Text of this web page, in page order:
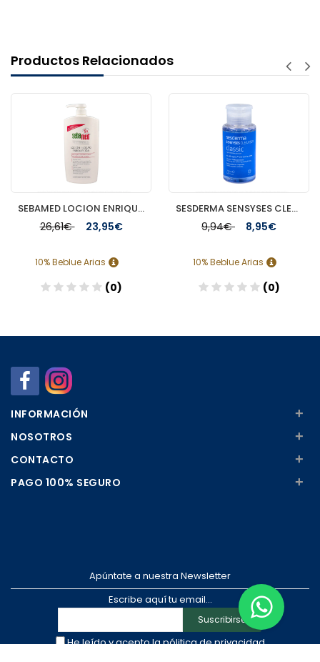
Productos Relacionados
SEBAMED LOCION ENRIQUECIDA 1000 ML
26,61€ 23,95€
10% Beblue Arias
(0)
SESDERMA SENSYSES CLEANSER CLASSIC 200 ML
9,94€ 8,95€
10% Beblue Arias
(0)
INFORMACIÓN +
NOSOTROS +
CONTACTO +
PAGO 100% SEGURO +
Apúntate a nuestra Newsletter
Escribe aquí tu email...
Suscribirse
He leído y acepto lapólitica de privacidad